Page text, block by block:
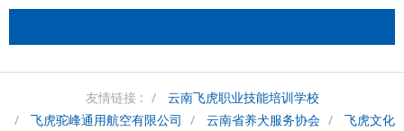
友情链接 :
云南飞虎职业技能培训学校
飞虎驼峰通用航空有限公司
云南省养犬服务协会
飞虎文化